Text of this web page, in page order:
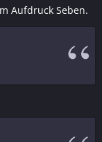
Aufdruck Seben.